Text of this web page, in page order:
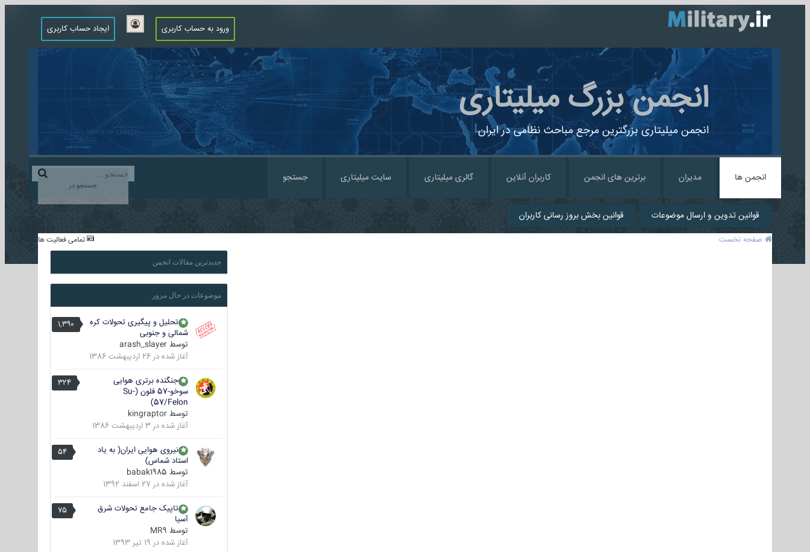
ورود به حساب کاربری ایجاد حساب کاربری
انجمن بزرگ میلیتاری
انجمن میلیتاری بزرگترین مرجع مباحث نظامی در ایران
جستجو در
انجمن ها مدیران برترین های انجمن کاربران آنلاین گالری میلیتاری سایت میلیتاری جستجو
قوانین تدوین و ارسال موضوعات قوانین بخش بروز رسانی کاربران
تمامی فعالیت ها صفحه نخست
جدیدترین مقالات انجمن
موضوعات در حال مرور
1,390
تحلیل و پیگیری تحولات کره
شمالی و جنوبی
توسط arash_slayer
آغاز شده در 26 اردیبهشت 1386
324
جنگنده برتری هوایی
سوخو-57 فلون (Su-
57/Felon)
توسط kingraptor
آغاز شده در 3 اردیبهشت 1386
54
نیروی هوایی ایران( به یاد
استاد شماس)
توسط babak1985
آغاز شده در 27 اسفند 1392
75
تاپیک جامع تحولات شرق
آسیا
توسط MR9
آغاز شده در 19 تیر 1393